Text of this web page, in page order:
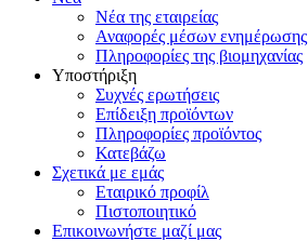
Νέα της εταιρείας
Αναφορές μέσων ενημέρωσης
Πληροφορίες της βιομηχανίας
Υποστήριξη
Συχνές ερωτήσεις
Επίδειξη προϊόντων
Πληροφορίες προϊόντος
Κατεβάζω
Σχετικά με εμάς
Εταιρικό προφίλ
Πιστοποιητικό
Επικοινωνήστε μαζί μας